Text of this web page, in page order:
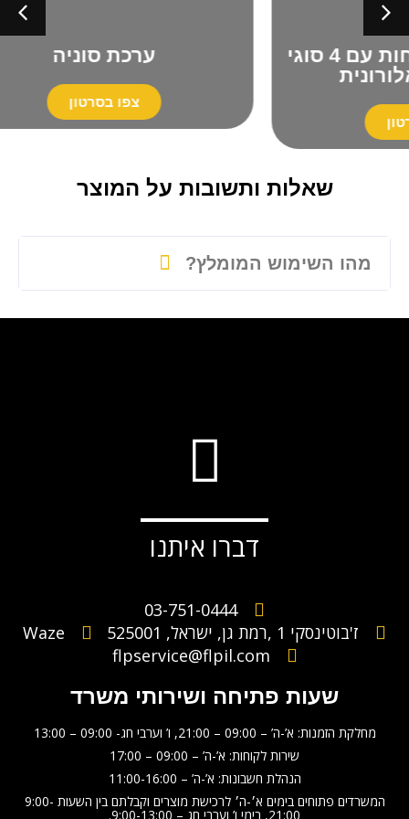
עם 4 סוגי ערכת סוניה
שאלות ותשובות על המוצר
מהו השימוש המומלץ?
דברו איתנו
03-751-0444
ז'בוטינסקי 1 ,רמת גן, ישראל, 525001
Waze
flpservice@flpil.com
שעות פתיחה ושירותי משרד
מחלקת הזמנות: א’-ה’ – 09:00 – 21:00, ו’ וערבי חג- 09:00 – 13:00
שירות לקוחות: א’-ה’ – 09:00 – 17:00
הנהלת חשבונות: א’-ה’ – 11:00-16:00
המשרדים פתוחים בימים א׳-ה׳ לרכישת מוצרים וקבלתם בין השעות 9:00-
21:00, בימי ו’ וערבי חג – 9:00-13:00.